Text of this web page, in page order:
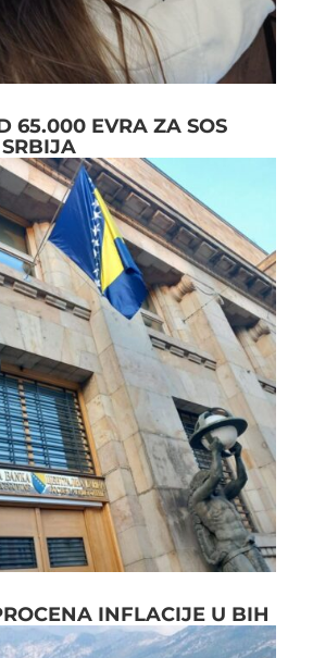
65.000 EVRA ZA SOS
INFLACIJE U BIH